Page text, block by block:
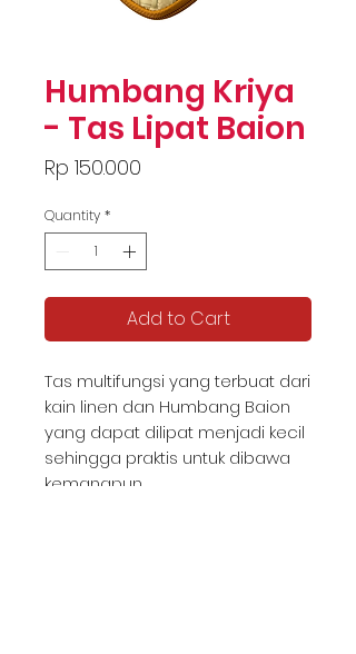
Humbang Kriya
- Tas Lipat Baion
Rp 150.000
Quantity *
Add to Cart
Tas multifungsi yang terbuat dari
kain linen dan Humbang Baion
yang dapat dilipat menjadi kecil
sehingga praktis untuk dibawa
kemanapun.